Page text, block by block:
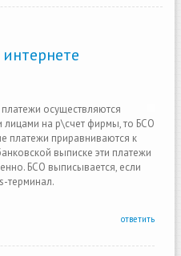
осуществляются
лицами на р\счет фирмы, то БСО
платежи приравниваются к
выписке эти платежи
БСО выписывается, если
терминал.
ответить